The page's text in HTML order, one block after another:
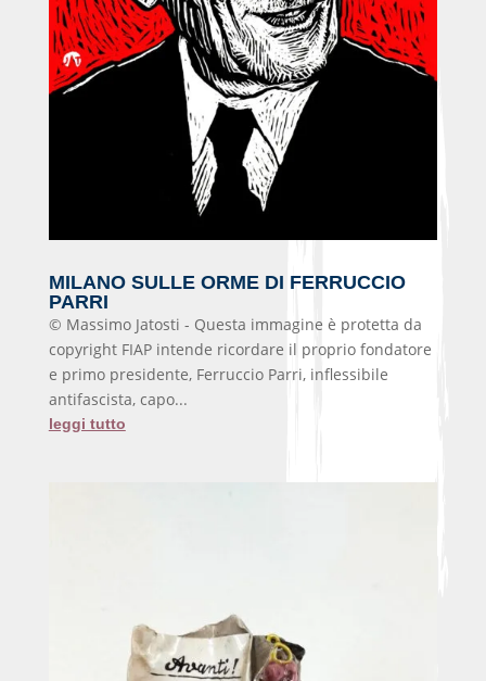
MILANO SULLE ORME DI FERRUCCIO
PARRI
© Massimo Jatosti - Questa immagine è protetta da
copyright FIAP intende ricordare il proprio fondatore
e primo presidente, Ferruccio Parri, inflessibile
antifascista, capo...
leggi tutto